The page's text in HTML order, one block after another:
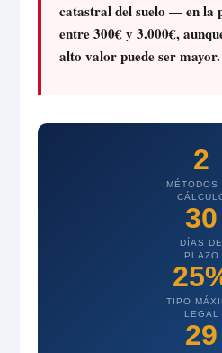
catastral del suelo — en la
entre 300€ y 3.000€,
alto valor puede ser mayor.
2
MÉTODOS
30
DÍAS DE
PLAZO
TIPO
LEGAL
29